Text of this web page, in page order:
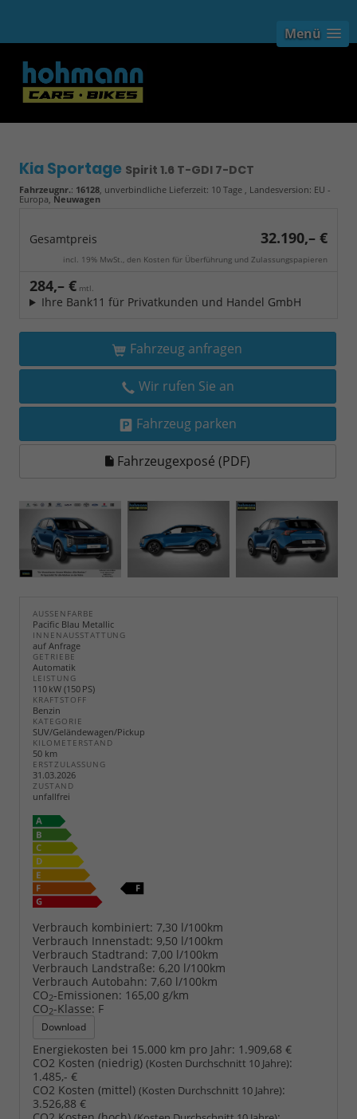
Menü
Kia Sportage Spirit 1.6 T-GDI 7-DCT
Fahrzeugnr.: 16128, unverbindliche Lieferzeit: 10 Tage , Landesversion: EU -
Europa, Neuwagen
Gesamtpreis 32.190,– €
incl. 19% MwSt., den Kosten für Überführung und Zulassungspapieren
284,– € mtl.
Ihre Bank11 für Privatkunden und Handel GmbH
Fahrzeug anfragen
Wir rufen Sie an
Fahrzeug parken
Fahrzeugexposé (PDF)
AUSSENFARBE
Pacific Blau Metallic
INNENAUSSTATTUNG
auf Anfrage
GETRIEBE
Automatik
LEISTUNG
110 kW (150 PS)
KRAFTSTOFF
Benzin
KATEGORIE
SUV/Geländewagen/Pickup
KILOMETERSTAND
50 km
ERSTZULASSUNG
31.03.2026
ZUSTAND
unfallfrei
Verbrauch kombiniert: 7,30 l/100km
Verbrauch Innenstadt: 9,50 l/100km
Verbrauch Stadtrand: 7,00 l/100km
Verbrauch Landstraße: 6,20 l/100km
Verbrauch Autobahn: 7,60 l/100km
CO2-Emissionen: 165,00 g/km
CO2-Klasse: F
Download
Energiekosten bei 15.000 km pro Jahr: 1.909,68 €
CO2 Kosten (niedrig) (Kosten Durchschnitt 10 Jahre):
1.485,- €
CO2 Kosten (mittel) (Kosten Durchschnitt 10 Jahre):
3.526,88 €